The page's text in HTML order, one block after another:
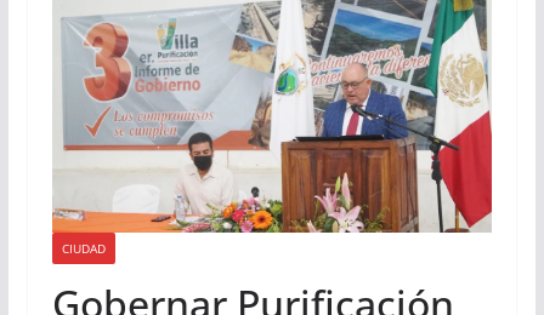
CIUDAD
Gobernar Purificación